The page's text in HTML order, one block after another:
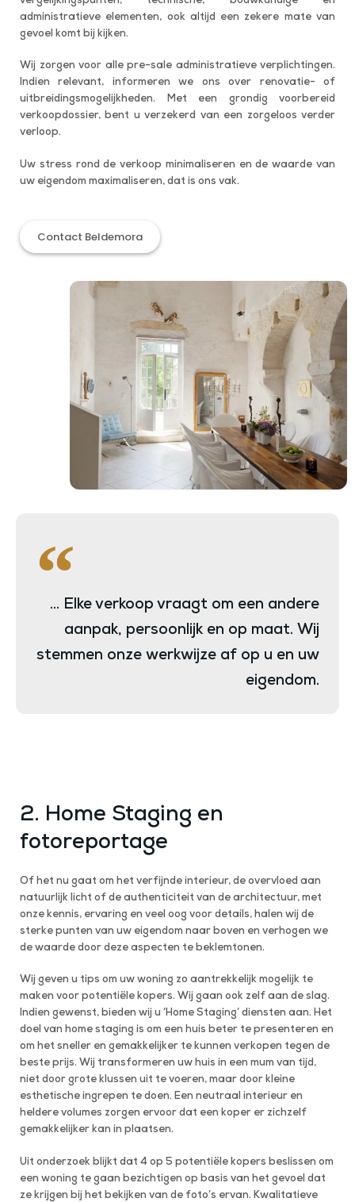
administratieve elementen, ook altijd een zekere mate van
gevoel komt bij kijken.
Wij zorgen voor alle pre-sale administratieve verplichtingen.
Indien relevant, informeren we ons over renovatie- of
uitbreidingsmogelijkheden. Met een grondig voorbereid
verkoopdossier, bent u verzekerd van een zorgeloos verder
verloop.
Uw stress rond de verkoop minimaliseren en de waarde van
uw eigendom maximaliseren, dat is ons vak.
Contact Beldemora
... Elke verkoop vraagt om een andere
aanpak, persoonlijk en op maat. Wij
stemmen onze werkwijze af op u en uw
eigendom.
2. Home Staging en
fotoreportage
Of het nu gaat om het verfijnde interieur, de overvloed aan
natuurlijk licht of de authenticiteit van de architectuur, met
onze kennis, ervaring en veel oog voor details, halen wij de
sterke punten van uw eigendom naar boven en verhogen we
de waarde door deze aspecten te beklemtonen.
Wij geven u tips om uw woning zo aantrekkelijk mogelijk te
maken voor potentiële kopers. Wij gaan ook zelf aan de slag.
Indien gewenst, bieden wij u ‘Home Staging’ diensten aan. Het
doel van home staging is om een huis beter te presenteren en
om het sneller en gemakkelijker te kunnen verkopen tegen de
beste prijs. Wij transformeren uw huis in een mum van tijd,
niet door grote klussen uit te voeren, maar door kleine
esthetische ingrepen te doen. Een neutraal interieur en
heldere volumes zorgen ervoor dat een koper er zichzelf
gemakkelijker kan in plaatsen.
Uit onderzoek blijkt dat 4 op 5 potentiële kopers beslissen om
een woning te gaan bezichtigen op basis van het gevoel dat
ze krijgen bij het bekijken van de foto’s ervan. Kwalitatieve